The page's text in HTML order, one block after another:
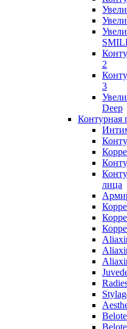
2
3
Deep
Контурная
лица